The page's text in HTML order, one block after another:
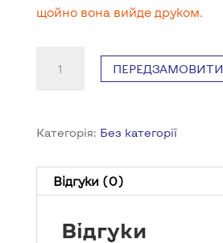
щойно вона вийде друком.
товар
ПЕРЕДЗАМОВИТИ
Категорія: Без категорії
Відгуки (0)
Відгуки